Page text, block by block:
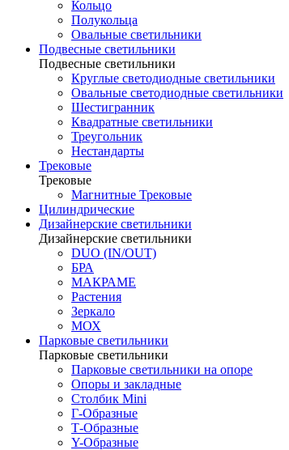
Кольцо
Полукольца
Овальные светильники
Подвесные светильники
Подвесные светильники
Круглые светодиодные светильники
Овальные светодиодные светильники
Шестигранник
Квадратные светильники
Треугольник
Нестандарты
Трековые
Трековые
Магнитные Трековые
Цилиндрические
Дизайнерские светильники
Дизайнерские светильники
DUO (IN/OUT)
БРА
МАКРАМЕ
Растения
Зеркало
МОХ
Парковые светильники
Парковые светильники
Парковые светильники на опоре
Опоры и закладные
Столбик Mini
Г-Образные
Т-Образные
Y-Образные